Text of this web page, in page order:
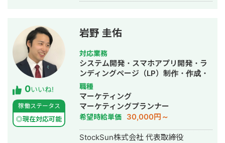
独立。 独立後はフリーランスとなり、
フロントエンドエンジニア兼総合Web
マーケターとして活動。現在はWebコ
ンサルティング会社を創設し、法人と
してStockSunに参画。
0いいね!
稼働ステータス
◎現在対応可能
岩野 圭佑
対応業務
システム開発・スマホアプリ開発・ラ
ンディングページ（LP）制作・作成・
Youtubeチャンネル運営代行・立ち上
げ・ECサイト構築・ネットショップ作
成代行・SEO対策・新規事業立上・
SNS運用代行・ホームページ制作・作
成・リスティング広告運用代行・動画
制作・動画編集
職種
マーケティング
マーケティングプランナー
希望時給単価 30,000円～
StockSun株式会社 代表取締役